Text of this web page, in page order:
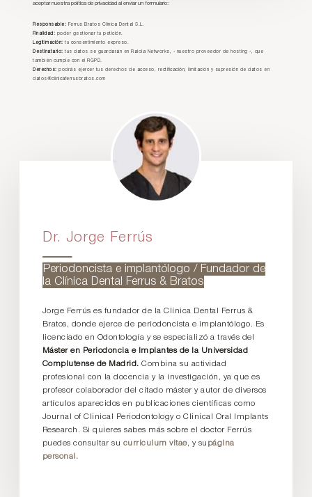
aceptar nuestra política de privacidad al enviar un formulario:
Responsable: Ferrus Bratos Clínica Dental S.L.
Finalidad: poder gestionar tu petición.
Legitimación: tu consentimiento expreso.
Destinatario: tus datos se guardarán en Raiola Networks, - nuestro proveedor de hosting -, que
también cumple con el RGPD.
Derechos: podrás ejercer tus derechos de acceso, rectificación, limitación y supresión de datos en
datos@clinicaferrusbratos.com
Dr. Jorge Ferrús
Periodoncista e implantólogo / Fundador de
la Clínica Dental Ferrus & Bratos
Jorge Ferrús es fundador de la Clínica Dental Ferrus &
Bratos, donde ejerce de periodoncista e implantólogo. Es
licenciado en Odontología y se especializó a través del
Máster en Periodoncia e Implantes de la Universidad
Complutense de Madrid. Combina su actividad
profesional con la docencia y la investigación, ya que es
profesor colaborador del citado máster y autor de diversos
artículos aparecidos en publicaciones científicas como
Journal of Clinical Periodontology o Clinical Oral Implants
Research. Si quieres sabes más sobre el doctor Ferrús
puedes consultar su curriculum vitae, y su página
personal.